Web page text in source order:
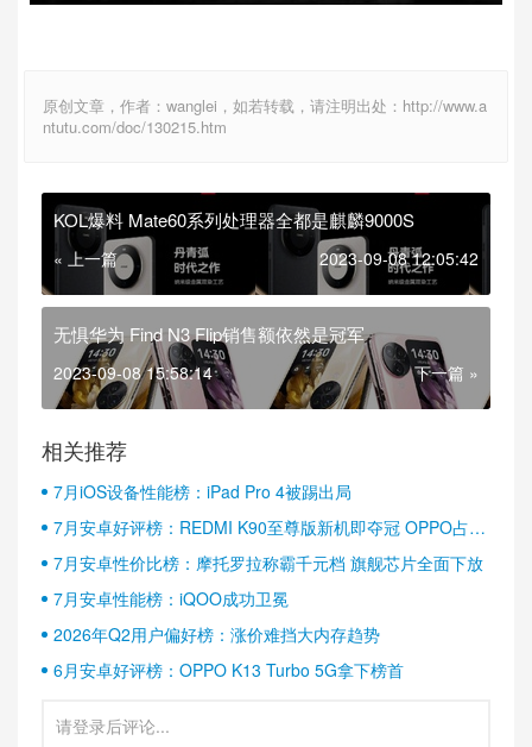
原创文章，作者：wanglei，如若转载，请注明出处：http://www.a
ntutu.com/doc/130215.htm
KOL爆料 Mate60系列处理器全都是麒麟9000S
« 上一篇 2023-09-08 12:05:42
无惧华为 Find N3 Flip销售额依然是冠军
2023-09-08 15:58:14 下一篇 »
相关推荐
7月iOS设备性能榜：iPad Pro 4被踢出局
7月安卓好评榜：REDMI K90至尊版新机即夺冠 OPPO占据
半壁江山
7月安卓性价比榜：摩托罗拉称霸千元档 旗舰芯片全面下放
7月安卓性能榜：iQOO成功卫冕
2026年Q2用户偏好榜：涨价难挡大内存趋势
6月安卓好评榜：OPPO K13 Turbo 5G拿下榜首